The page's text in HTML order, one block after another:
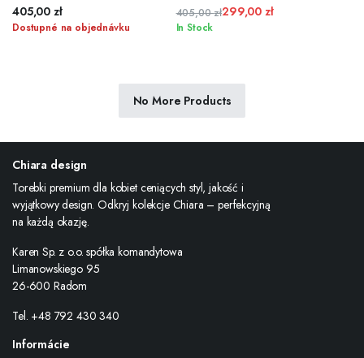
405,00 zł
Dostupné na objednávku
405,00zł
Pôvodná
299,00 zł
Aktuálna
In Stock
No More Products
Chiara design
Torebki premium dla kobiet ceniących styl, jakość i
wyjątkowy design. Odkryj kolekcje Chiara – perfekcyjną
na każdą okazję.
Karen Sp. z o.o. spółka komandytowa
Limanowskiego 95
26-600 Radom
Tel. +48 792 430 340
Informácie